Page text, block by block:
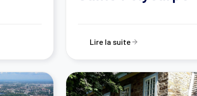
Lire la suite